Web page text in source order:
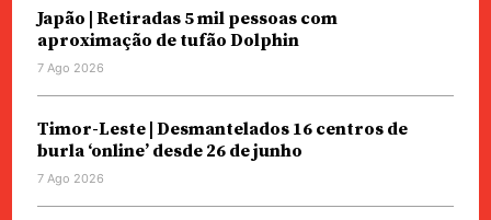
Japão | Retiradas 5 mil pessoas com
aproximação de tufão Dolphin
7 Ago 2026
Timor-Leste | Desmantelados 16 centros de
burla ‘online’ desde 26 de junho
7 Ago 2026